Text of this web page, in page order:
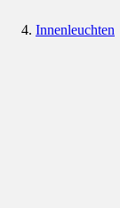
Innenleuchten